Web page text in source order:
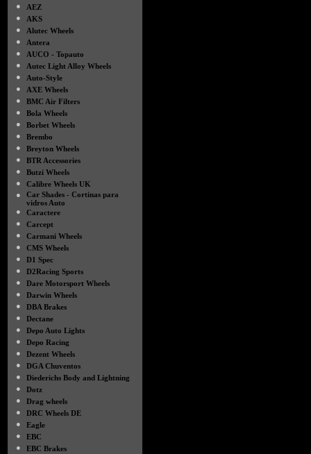
●
AEZ
●
AKS
●
Alutec Wheels
●
Antera
●
AUCO - Topauto
●
Autec Light Alloy Wheels
●
Auto-Style
●
AXE Wheels
●
BMC Air Filters
●
Bola Wheels
●
Borbet Wheels
●
Brembo
●
Breyton Wheels
●
BTR Accessories
●
Butzi Wheels
●
Calibre Wheels UK
●
Car Shades - Cortinas para
vidros Auto
●
Caractere
●
Carcept
●
Carmani Wheels
●
CMS Wheels
●
D1 Spec
●
D2Racing Sports
●
Dare Motorsport Wheels
●
Darwin Wheels
●
DBA Brakes
●
Dectane
●
Depo Auto Lights
●
Depo Racing
●
Dezent Wheels
●
DGA Chuventos
●
Diederichs Body and Lightning
●
Dotz
●
Drag wheels
●
DRC Wheels DE
●
Eagle
●
EBC
●
EBC Brakes